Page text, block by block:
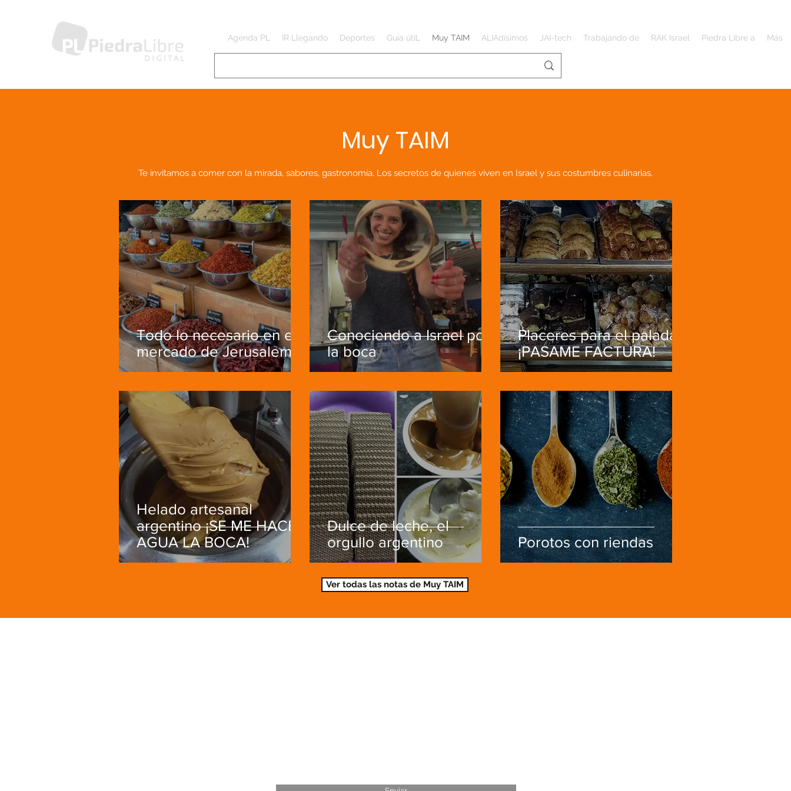
Agenda PL IR Llegando Deportes Guía útIL Muy TAIM ALIAdísimos JAI-tech Trabajando de RAK Israel Piedra Libre a Más
Muy TAIM
Te invitamos a comer con la mirada, sabores, gastronomía. Los secretos de quienes viven en Israel y sus costumbres culinarias.
Todo lo necesario en el
mercado de Jerusalem
Conociendo a Israel por
la boca
Placeres para el paladar
¡PASAME FACTURA!
Helado artesanal
argentino ¡SE ME HACE
AGUA LA BOCA!
Dulce de leche, el
orgullo argentino
Porotos con riendas
Ver todas las notas de Muy TAIM